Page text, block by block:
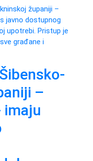
–
imaju